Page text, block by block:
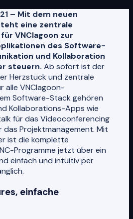
– Mit dem neuen
eine zentrale
VNClagoon zur
des Software-
und Kollaboration
steuern. Ab sofort ist der
Herzstück und zentrale
alle VNClagoon-
Software-Stack gehören
Kollaborations-Apps wie
für das Videoconferencing
Projektmanagement. Mit
ist die komplette
Programme jetzt über ein
einfach und intuitiv per
einfache